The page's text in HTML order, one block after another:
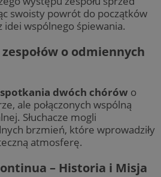
swoisty powrót do początków
idei wspólnego śpiewania.
o odmiennych
spotkania dwóch chórów o
ale połączonych wspólną
Słuchacze mogli
brzmień, które wprowadziły
atmosferę.
– Historia i Misja